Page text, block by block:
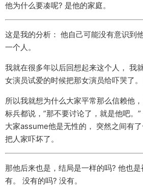
他为什么要凑呢? 是他的家庭。
这是我的分析： 他自己可能没有意识到
一个人。
我就在很多年以后回想起来这个人， 我
女演员试爱的时候把那女演员给吓哭了。
所以我就想为什么大家平常那么信赖他
标兵都说，”那不要讨论了，就是他吧。
大家assume他是无性的， 突然之间有
把人家吓坏了。
那他后来也是，结局是一样的吗? 他也
有。 没有的吗? 没有。